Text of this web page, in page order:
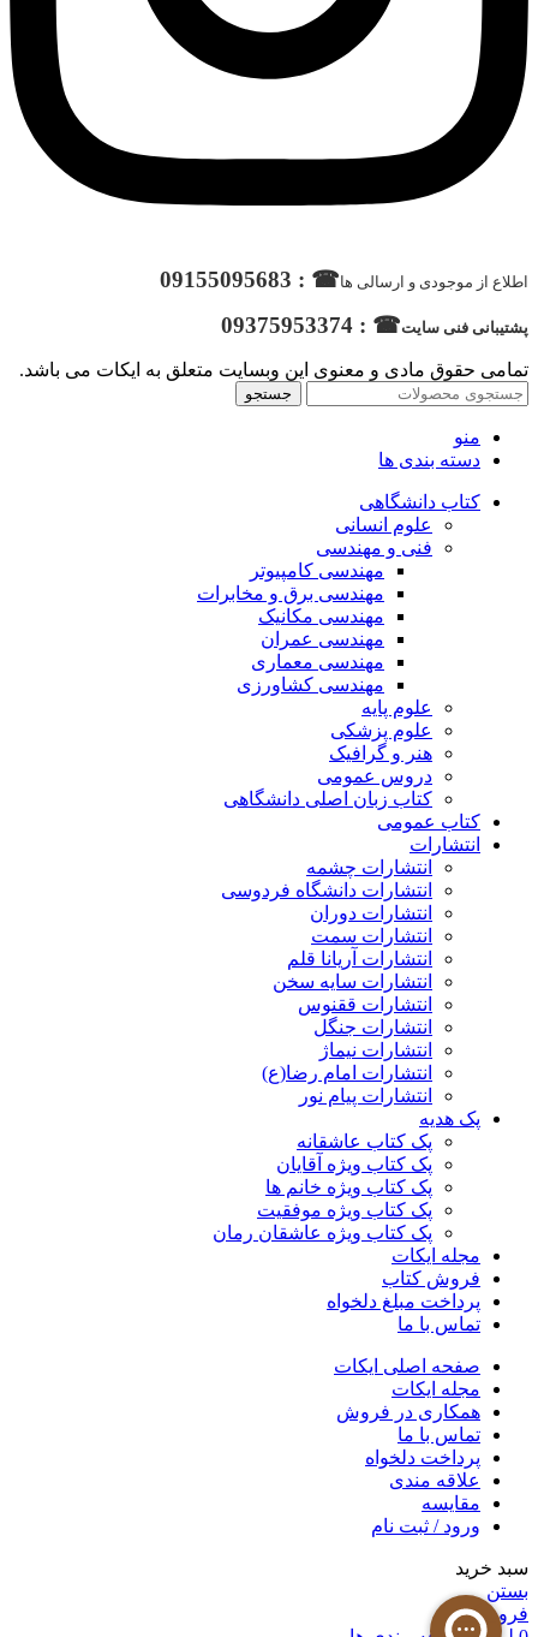
اطلاع از موجودی و ارسالی ها☎ : 09155095683
پشتیبانی فنی سایت☎ : 09375953374
تمامی حقوق مادی و معنوی این وبسایت متعلق به ایکات می باشد.
جستجو
منو
دسته بندی ها
کتاب دانشگاهی
علوم انسانی
فنی و مهندسی
مهندسی کامپیوتر
مهندسی برق و مخابرات
مهندسی مکانیک
مهندسی عمران
مهندسی معماری
مهندسی کشاورزی
علوم پایه
علوم پزشکی
هنر و گرافیک
دروس عمومی
کتاب زبان اصلی دانشگاهی
کتاب عمومی
انتشارات
انتشارات چشمه
انتشارات دانشگاه فردوسی
انتشارات دوران
انتشارات سمت
انتشارات آریانا قلم
انتشارات سایه سخن
انتشارات ققنوس
انتشارات جنگل
انتشارات نیماژ
انتشارات امام رضا(ع)
انتشارات پیام نور
پک هدیه
پک کتاب عاشقانه
پک کتاب ویژه آقایان
پک کتاب ویژه خانم ها
پک کتاب ویژه موفقیت
پک کتاب ویژه عاشقان رمان
مجله ایکات
فروش کتاب
پرداخت مبلغ دلخواه
تماس با ما
صفحه اصلی ایکات
مجله ایکات
همکاری در فروش
تماس با ما
پرداخت دلخواه
علاقه مندی
مقايسه
ورود / ثبت نام
سبد خرید
بستن
فروشگاه